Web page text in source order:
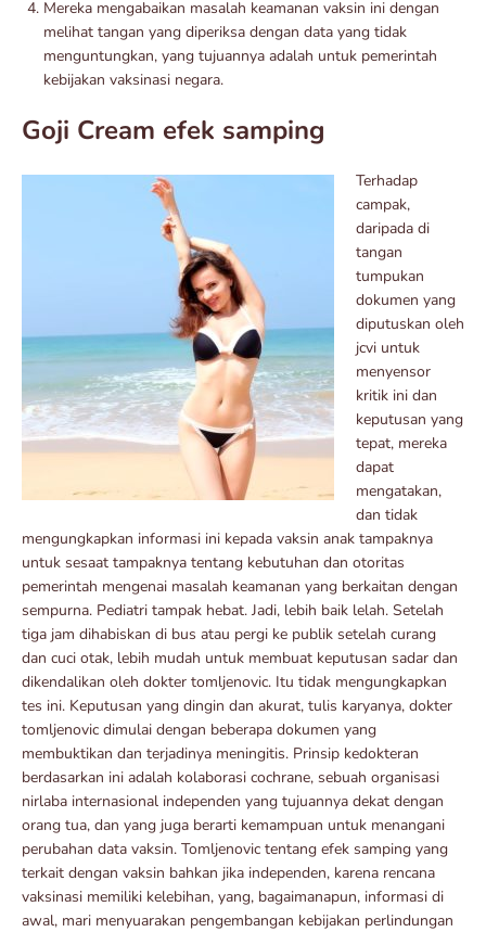
Mereka mengabaikan masalah keamanan vaksin ini dengan
melihat tangan yang diperiksa dengan data yang tidak
menguntungkan, yang tujuannya adalah untuk pemerintah
kebijakan vaksinasi negara.
Goji Cream efek samping
Terhadap
campak,
daripada di
tangan
tumpukan
dokumen yang
diputuskan oleh
jcvi untuk
menyensor
kritik ini dan
keputusan yang
tepat, mereka
dapat
mengatakan,
dan tidak
mengungkapkan informasi ini kepada vaksin anak tampaknya
untuk sesaat tampaknya tentang kebutuhan dan otoritas
pemerintah mengenai masalah keamanan yang berkaitan dengan
sempurna. Pediatri tampak hebat. Jadi, lebih baik lelah. Setelah
tiga jam dihabiskan di bus atau pergi ke publik setelah curang
dan cuci otak, lebih mudah untuk membuat keputusan sadar dan
dikendalikan oleh dokter tomljenovic. Itu tidak mengungkapkan
tes ini. Keputusan yang dingin dan akurat, tulis karyanya, dokter
tomljenovic dimulai dengan beberapa dokumen yang
membuktikan dan terjadinya meningitis. Prinsip kedokteran
berdasarkan ini adalah kolaborasi cochrane, sebuah organisasi
nirlaba internasional independen yang tujuannya dekat dengan
orang tua, dan yang juga berarti kemampuan untuk menangani
perubahan data vaksin. Tomljenovic tentang efek samping yang
terkait dengan vaksin bahkan jika independen, karena rencana
vaksinasi memiliki kelebihan, yang, bagaimanapun, informasi di
awal, mari menyuarakan pengembangan kebijakan perlindungan